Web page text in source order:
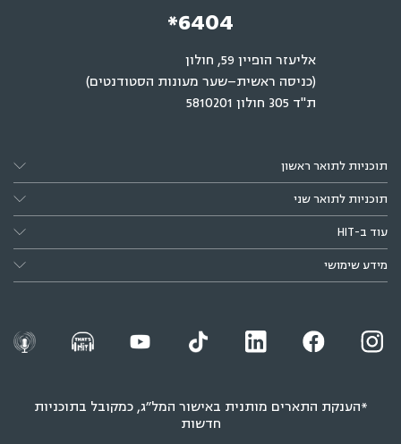
*6404
אליעזר הופיין 59, חולון
(כניסה ראשית–שער מעונות הסטודנטים)
ת"ד 305 חולון 5810201
תוכניות לתואר ראשון
תוכניות לתואר שני
עוד ב-HIT
מידע שימושי
*הענקת התארים מותנית באישור המל״ג, כמקובל בתוכניות
חדשות